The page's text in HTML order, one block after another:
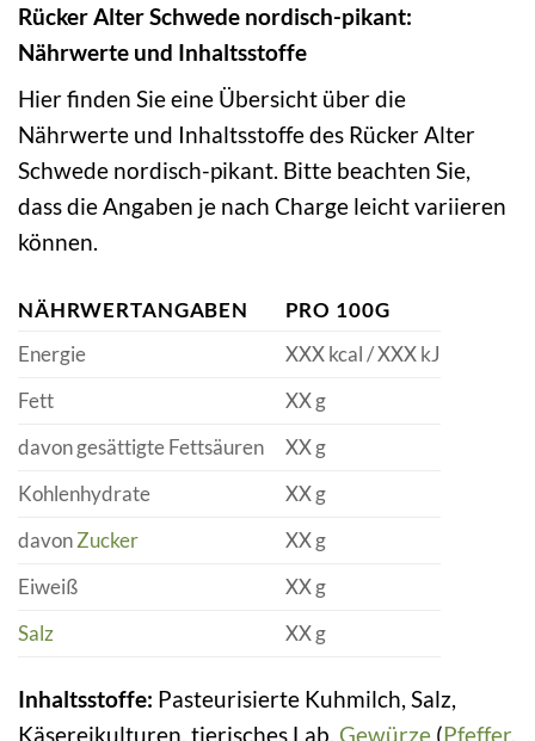
Rücker Alter Schwede nordisch-pikant:
Nährwerte und Inhaltsstoffe
Hier finden Sie eine Übersicht über die
Nährwerte und Inhaltsstoffe des Rücker Alter
Schwede nordisch-pikant. Bitte beachten Sie,
dass die Angaben je nach Charge leicht variieren
können.
NÄHRWERTANGABEN
PRO 100G
Energie
XXX kcal / XXX kJ
Fett
XX g
davon gesättigte Fettsäuren
XX g
Kohlenhydrate
XX g
davonZucker
XX g
Eiweiß
XX g
Salz
XX g
Inhaltsstoffe: Pasteurisierte Kuhmilch, Salz,
Käsereikulturen, tierisches Lab, Gewürze (Pfeffer